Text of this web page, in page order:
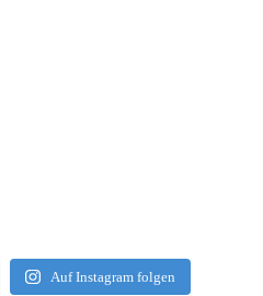
Auf Instagram folgen